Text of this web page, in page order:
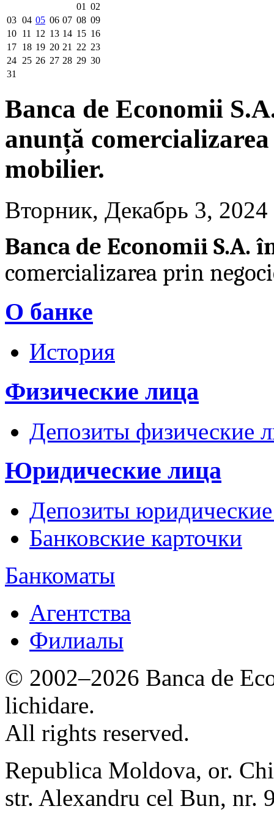
01 02
03 04 05 06 07 08 09
10 11 12 13 14 15 16
17 18 19 20 21 22 23
24 25 26 27 28 29 30
31
Banca de Economii
anunță
mobilier.
Вторник, Декабрь 3, 2024
Banca de Economii S.A.
comercializarea prin
О банке
История
Физические лица
Депозиты физические
Юридические лица
Депозиты
Банковские карточки
Банкоматы
Агентства
Филиалы
© 2002–2026 Banca de
lichidare.
All rights reserved.
Republica Moldova, or.
str. Alexandru cel Bun, nr.